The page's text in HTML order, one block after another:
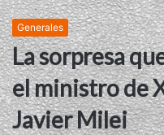
Generales
La sorpresa
el ministro de
Javier Milei